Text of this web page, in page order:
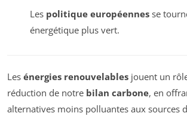
Les politique européennesse
énergétique plus vert.
Les énergies renouvelables jouent un
réduction de notre bilan carbone, en
alternatives moins polluantes aux sources